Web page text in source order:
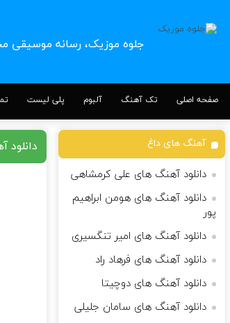
جلوه موزیک، رسانه موسیقی
صفحه اصلی تک آهنگ آلبوم پلی لیست
دانلود آهنگ های داغ
دانلود آهنگ های علی کرمشاهی
دانلود آهنگ های هومن ابراهیم
پور
دانلود آهنگ های امیر تنگسیری
دانلود آهنگ های فرهاد راد
دانلود آهنگ های دوچیتا
دانلود آهنگ های سامان جلیلی